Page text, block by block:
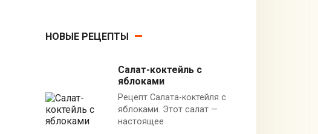
НОВЫЕ РЕЦЕПТЫ
Салат-коктейль с
яблоками
Рецепт Салата-коктейля с
яблоками. Этот салат —
настоящее